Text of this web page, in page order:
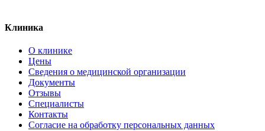
Клиника
О клинике
Цены
Сведения о медицинской организации
Документы
Отзывы
Специалисты
Контакты
Согласие на обработку персональных данных